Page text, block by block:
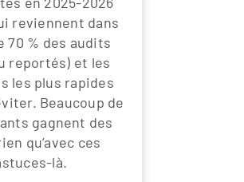
reviennent dans
70 % des audits
reportés) et les
les plus rapides
Beaucoup de
gagnent des
qu’avec ces
là.